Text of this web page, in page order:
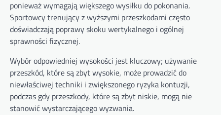
ponieważ wymagają większego wysiłku do pokonania.
Sportowcy trenujący z wyższymi przeszkodami często
doświadczają poprawy skoku wertykalnego i ogólnej
sprawności fizycznej.
Wybór odpowiedniej wysokości jest kluczowy; używanie
przeszkód, które są zbyt wysokie, może prowadzić do
niewłaściwej techniki i zwiększonego ryzyka kontuzji,
podczas gdy przeszkody, które są zbyt niskie, mogą nie
stanowić wystarczającego wyzwania.